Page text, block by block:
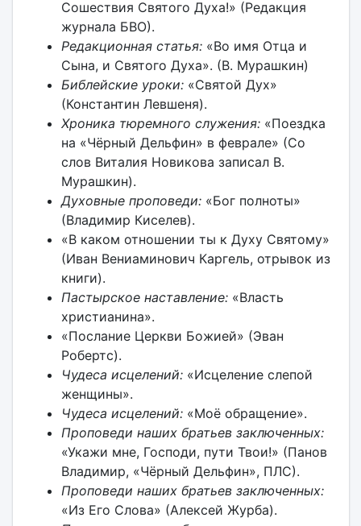
Сошествия Святого Духа!» (Редакция
журнала БВО).
Редакционная статья:«Во имя Отца и
Сына, и Святого Духа». (В. Мурашкин)
Библейские уроки:«Святой Дух»
(Константин Левшеня).
Хроника тюремного служения: «Поездка
на «Чёрный Дельфин» в феврале» (Со
слов Виталия Новикова записал В.
Мурашкин).
Духовные проповеди: «Бог полноты»
(Владимир Киселев).
«В каком отношении ты к Духу Святому»
(Иван Вениаминович Каргель, отрывок из
книги).
Пастырское наставление:«Власть
христианина».
«Послание Церкви Божией» (Эван
Робертс).
Чудеса исцелений:«Исцеление слепой
женщины».
Чудеса исцелений:«Моё обращение».
Проповеди наших братьев заключенных:
«Укажи мне, Господи, пути Твои!» (Панов
Владимир, «Чёрный Дельфин», ПЛС).
Проповеди наших братьев заключенных:
«Из Его Слова» (Алексей Журба).